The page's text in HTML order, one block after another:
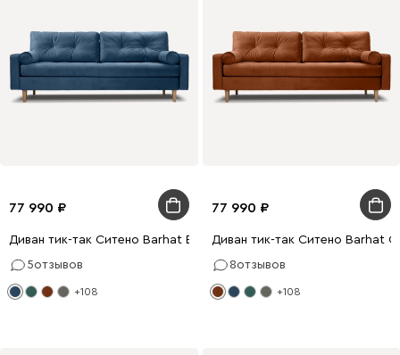
77 990
Диван тик-так Ситено Barhat Blue
5отзывов
+108
77 990
Диван тик-так Ситено Barhat
8отзывов
+108